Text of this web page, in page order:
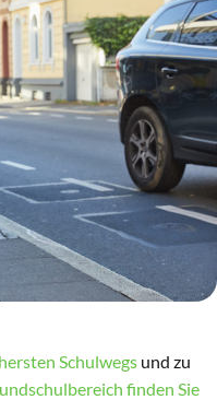
Schulwegs und zu
finden Sie